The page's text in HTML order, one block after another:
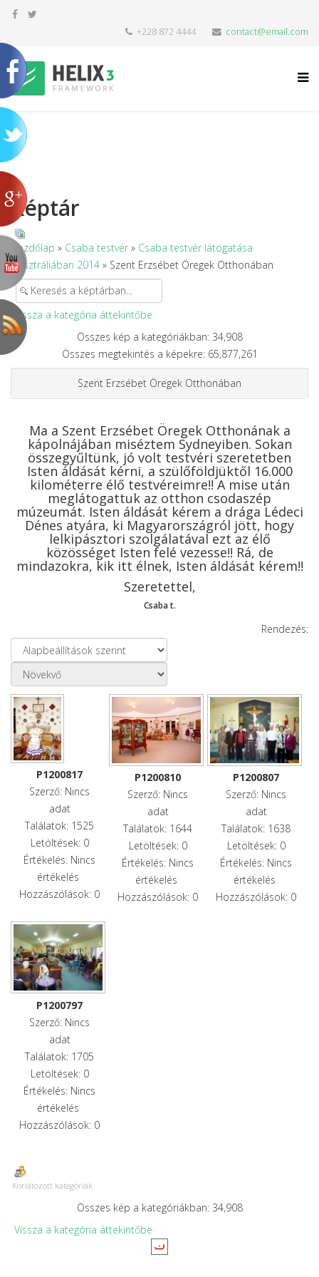
+228 872 4444 contact@email.com
Képtár
Kezdőlap » Csaba testvér » Csaba testvér látogatása
Ausztráliában 2014 » Szent Erzsébet Öregek Otthonában
Vissza a kategória áttekintőbe
Összes kép a kategóriákban: 34,908
Összes megtekintés a képekre: 65,877,261
Szent Erzsébet Öregek Otthonában
Ma a Szent Erzsébet Öregek Otthonának a
kápolnájában miséztem Sydneyiben. Sokan
összegyűltünk, jó volt testvéri szeretetben
Isten áldását kérni, a szülőföldjüktől 16.000
kilométerre élő testvéreimre!! A mise után
meglátogattuk az otthon csodaszép
múzeumát. Isten áldását kérem a drága Lédeci
Dénes atyára, ki Magyarországról jött, hogy
lelkipásztori szolgálatával ezt az élő
közösséget Isten felé vezesse!! Rá, de
mindazokra, kik itt élnek, Isten áldását kérem!!
Szeretettel,
Csaba t.
Rendezés:
P1200817
Szerző: Nincs
adat
Találatok: 1525
Letöltések: 0
Értékelés: Nincs
értékelés
Hozzászólások: 0
P1200810
Szerző: Nincs
adat
Találatok: 1644
Letöltések: 0
Értékelés: Nincs
értékelés
Hozzászólások: 0
P1200807
Szerző: Nincs
adat
Találatok: 1638
Letöltések: 0
Értékelés: Nincs
értékelés
Hozzászólások: 0
P1200797
Szerző: Nincs
adat
Találatok: 1705
Letöltések: 0
Értékelés: Nincs
értékelés
Hozzászólások: 0
Korlátozott kategóriák
Összes kép a kategóriákban: 34,908
Vissza a kategória áttekintőbe